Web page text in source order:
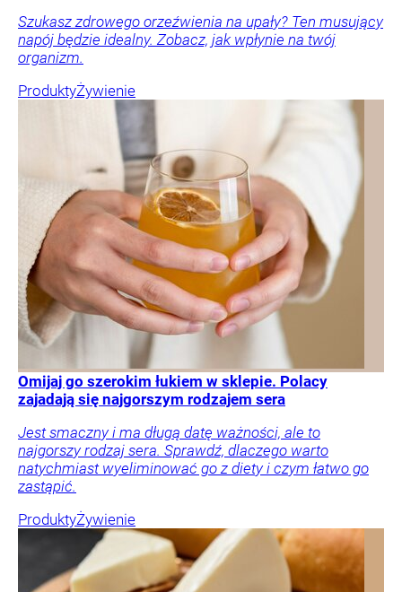
Szukasz zdrowego orzeźwienia na upały? Ten musujący
napój będzie idealny. Zobacz, jak wpłynie na twój
organizm.
ProduktyŻywienie
Omijaj go szerokim łukiem w sklepie. Polacy
zajadają się najgorszym rodzajem sera
Jest smaczny i ma długą datę ważności, ale to
najgorszy rodzaj sera. Sprawdź, dlaczego warto
natychmiast wyeliminować go z diety i czym łatwo go
zastąpić.
ProduktyŻywienie